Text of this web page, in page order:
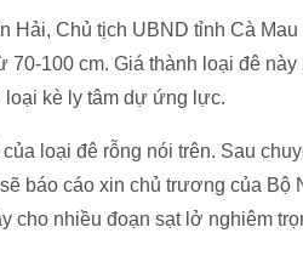
Chủ tịch UBND tỉnh Cà Mau
100 cm. Giá thành loại đê
kè ly tâm dự ứng lực.
loại đê rỗng nói trên. Sau
báo cáo xin chủ trương của Bộ
cho nhiều đoạn sạt lở nghiêm